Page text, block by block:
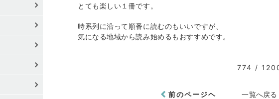
とても楽しい１冊です。
時系列に沿って順番に読むのもいいですが、
気になる地域から読み始めるもおすすめです。
774 /
前のページヘ 一覧へ戻る